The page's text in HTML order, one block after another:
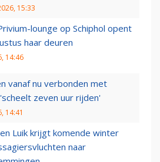
15:33
lounge op Schiphol opent
haar deuren
14:46
vanaf nu verbonden met
zeven uur rijden'
14:41
Luik krijgt komende winter
naar